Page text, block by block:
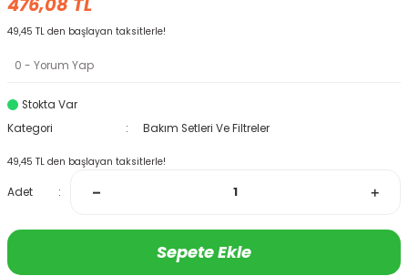
476,08 TL
49,45 TL den başlayan taksitlerle!
0 - Yorum Yap
Stokta Var
Kategori
Bakım Setleri Ve Filtreler
49,45 TL den başlayan taksitlerle!
Adet
Sepete Ekle